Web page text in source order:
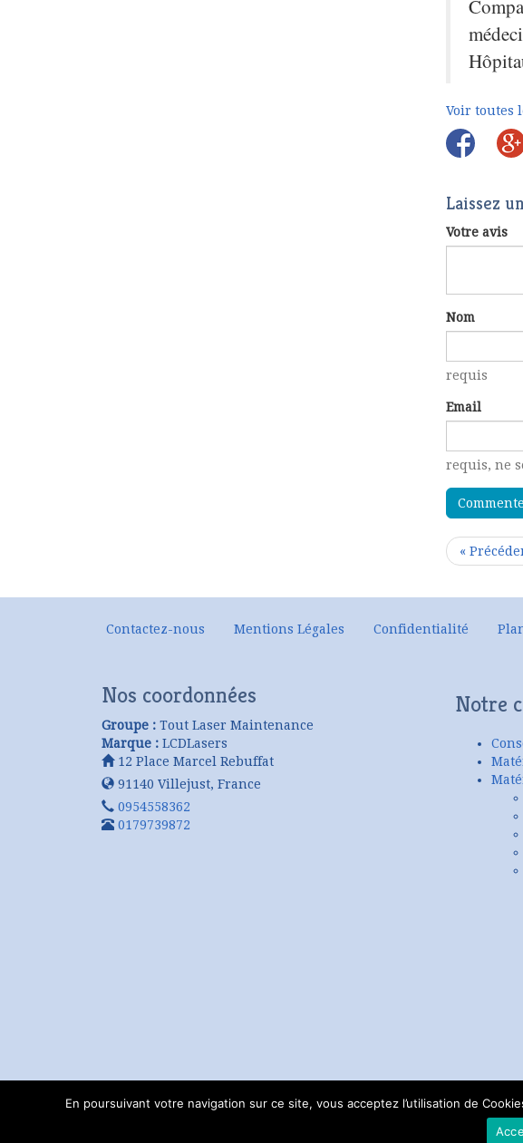
Voir toutes
Laissez
Votre avis
Nom
requis
Email
requis, ne
«
Contactez-nous Mentions Légales Confidentialité
Nos coordonnées
Groupe : Tout Laser Maintenance
Marque : LCDLasers
12 Place Marcel Rebuffat
91140 Villejust, France
0954558362
0179739872
Notre
Copyright
En poursuivant votre navigation sur ce site, vous acceptez l’utilisation de